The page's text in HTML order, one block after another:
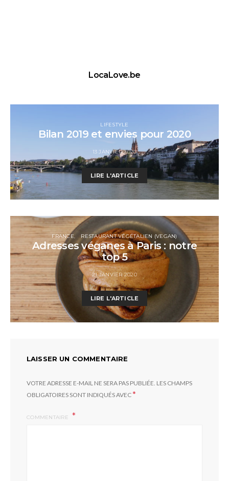
LocaLove.be
LIFESTYLE
Bilan 2019 et envies pour 2020
13 JANVIER 2020
LIRE L'ARTICLE
FRANCE RESTAURANT VÉGÉTALIEN (VEGAN)
Adresses véganes à Paris : notre
top 5
21 JANVIER 2020
LIRE L'ARTICLE
LAISSER UN COMMENTAIRE
VOTRE ADRESSE E-MAIL NE SERA PAS PUBLIÉE. LES CHAMPS
OBLIGATOIRES SONT INDIQUÉS AVEC*
COMMENTAIRE